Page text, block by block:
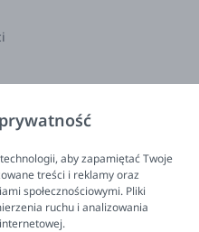
aby zapamiętać Twoje
treści i reklamy oraz
społecznościowymi. Pliki
ruchu i analizowania